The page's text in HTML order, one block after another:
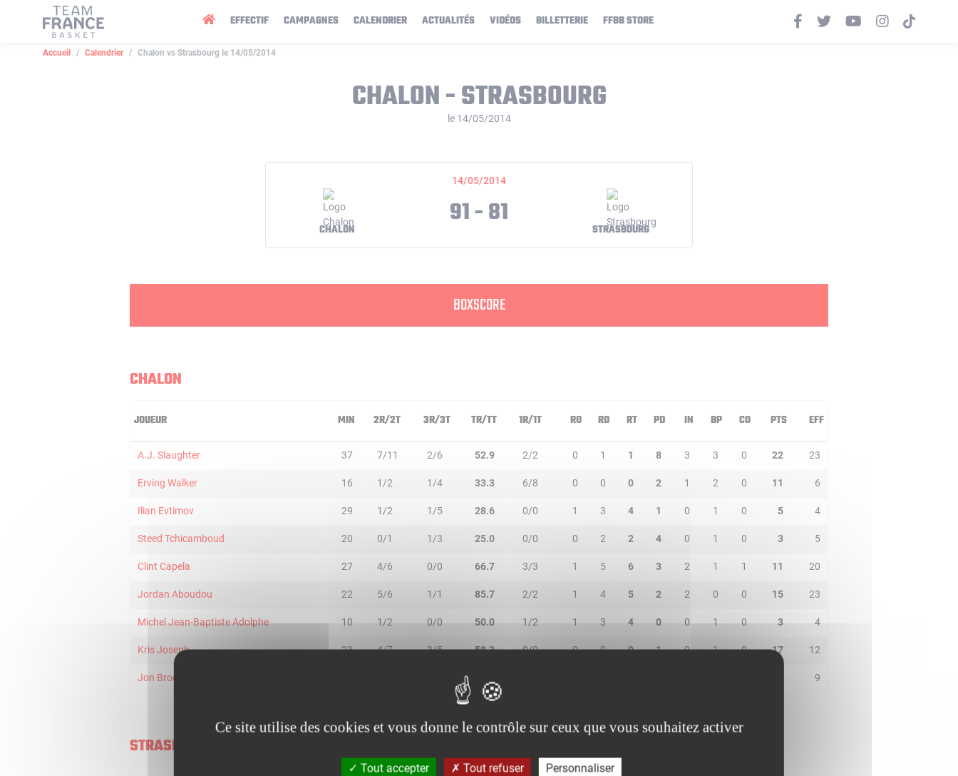
EFFECTIF CAMPAGNES CALENDRIER ACTUALITÉS VIDÉOS BILLETTERIE FFBB STORE
Accueil Calendrier Chalon vs Strasbourg le 14/05/2014
CHALON - STRASBOURG
le 14/05/2014
14/05/2014
CHALON 91 - 81 STRASBOURG
BOXSCORE
CHALON
JOUEUR MIN 2R/2T 3R/3T TR/TT 1R/1T RO RD RT PD IN BP CO PTS EFF
A.J. Slaughter 37 7/11 2/6 52.9 2/2 0 1 1 8 3 3 0 22 23
Erving Walker 16 1/2 1/4 33.3 6/8 0 0 0 2 1 2 0 11 6
Ilian Evtimov 29 1/2 1/5 28.6 0/0 1 3 4 1 0 1 0 5 4
Steed Tchicamboud 20 0/1 1/3 25.0 0/0 0 2 2 4 0 1 0 3 5
Clint Capela 27 4/6 0/0 66.7 3/3 1 5 6 3 2 1 1 11 20
Jordan Aboudou 22 5/6 1/1 85.7 2/2 1 4 5 2 2 0 0 15 23
Michel Jean-Baptiste Adolphe 10 1/2 0/0 50.0 1/2 1 3 4 0 0 1 0 3 4
Kris Joseph 23 4/7 3/5 58.3 0/0 0 0 0 1 0 1 0 17 12
Jon Brockman 9
STRASBOURG
Panneau de gestion des cookies
Ce site utilise des cookies et vous donne le contrôle sur ceux que vous souhaitez activer
Tout accepter Tout refuser Personnaliser